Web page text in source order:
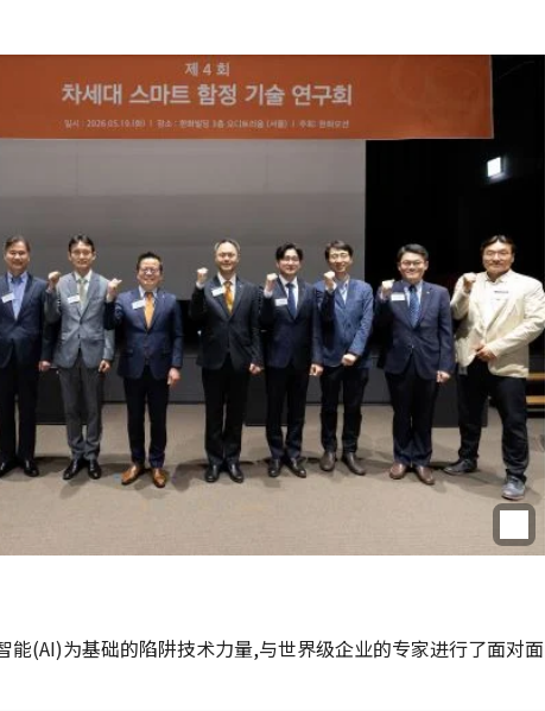
能(AI)为基础的陷阱技术力量,与世界级企业的专家进行了面对面